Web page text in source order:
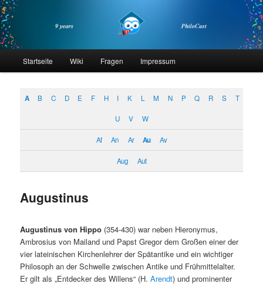
Zum
primären
Inhalt
springen
Zum
sekundären
Inhalt
springenphilocast
Startseite Wiki Fragen Impressum
A B C D E F H I K L M N P Q R S T
U V W
Af An Ar Au Av
Aug Aut
Augustinus
Augustinus von Hippo (354-430) war neben Hieronymus,
Ambrosius von Mailand und Papst Gregor dem Großen einer der
vier lateinischen Kirchenlehrer der Spätantike und ein wichtiger
Philosoph an der Schwelle zwischen Antike und Frühmittelalter.
Er gilt als „Entdecker des Willens“ (H.Arendt) und prominenter